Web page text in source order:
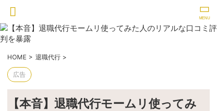
HOME > 退職代行 >
広告
【本音】退職代行モームリ使ってみ